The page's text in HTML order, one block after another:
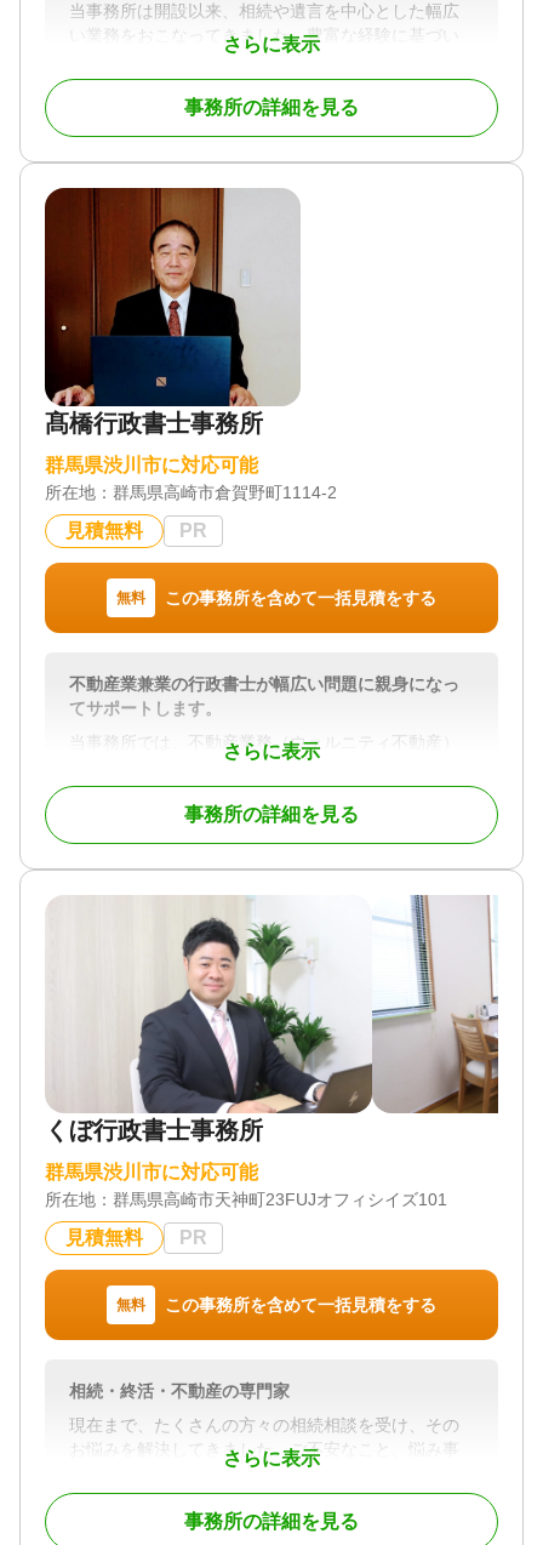
さらに表示
当事務所は開設以来、相続や遺言を中心とした幅広
い業務をおこなってきました。豊富な経験に基づい
たきめ細かな相談対応で、地域の皆様のお悩みを解
消すべく努めております。また、相続コンシェルジ
ュとして、相続に関することは何でも相談できるの
も強みです。初回相談料無料なので、小さなお悩み
事務所はJR高崎駅より車で15分ほどの場所にありま
す。駅から少し遠めですが、訪問相談や電話相談が
可能なので、ご安心ください。
19時以降や土日相談など個々の事情にあわせたきめ
細かい対応をいたします。
また複数の司法書士、税理士、土地家屋調査士、社
会保険労務士、弁護士などと幅広く提携しておりま
す。不動産名義変更、相続税、未登記建物、相続争
いなどもご相談ください。それぞれふさわしいプロ
遺言書 / 遺産分割 / 相続財産調査 / 家族信託 / 相続手
続き / 銀行手続き / 戸籍収集 / 相続人調査
対応体制
電話相談可 / 訪問可 / 土日相談可 / 初回相談無料 / 18
時以降相談可
事務所の詳細を見る
髙橋行政書士事務所
群馬県渋川市に対応可能
所在地： 群馬県高崎市倉賀野町1114-2
見積無料 PR
無料 この事務所を含めて一括見積をする
さらに表示
不動産業兼業の行政書士が幅広い問題に親身になっ
てサポートします。
当事務所では、不動産業務（ウェルニティ不動産）
兼業の行政書士が、相続に関する幅広いサポートを
行います。
提供するサービスは、
・ 遺言に関する相談対応、遺言書の起案、作成の
・ 法定相続人の調査など円滑な分割協議に向けた
・ 遺言の執行 など
相続手続きにおける不動産の取り扱いは、特に重
煩雑な書類手続きや法的な手続きをスムーズに進
めるために、専門家にお任せください。
当事務所では、
・ 不動産業務兼業の行政書士が、相続手続きを一
貫してサポート
可
など、安心してご相談いただけます
相続に関するご不明点やお困りのことがあれば、ど
うぞお気軽にご相談ください。
対応地域
遺言書 / 遺産分割 / 相続財産調査 / 成年後見 / 相続手
続き / 銀行手続き / 戸籍収集 / 相続人調査
事務所の詳細を見る
くぼ行政書士事務所
群馬県渋川市に対応可能
所在地： 群馬県高崎市天神町23FUJオフィシイズ101
見積無料 PR
無料 この事務所を含めて一括見積をする
さらに表示
相続・終活・不動産の専門家
現在まで、たくさんの方々の相続相談を受け、その
お悩みを解決してきました。ご不安なこと、悩み事
は、人それぞれです。しかし、生前からご自身の亡
くなった後のことに向き合い、事前に対策した方々
の想いは皆さん同じでした。それは、「残された家
事務所の詳細を見る